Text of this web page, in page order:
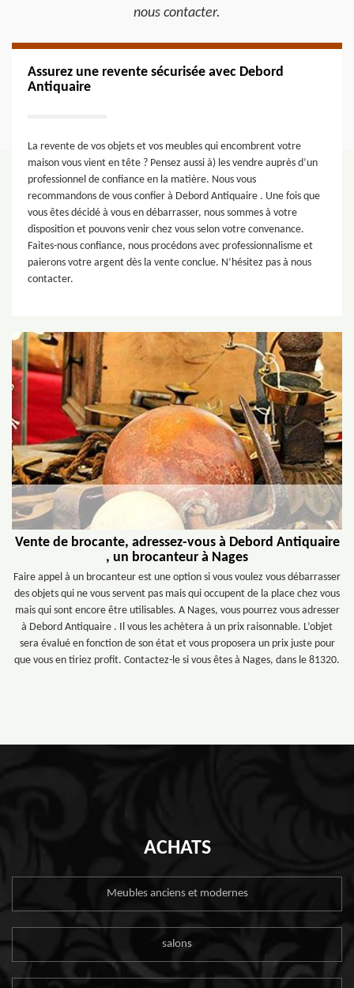
nous contacter.
Assurez une revente sécurisée avec Debord
Antiquaire
La revente de vos objets et vos meubles qui encombrent votre
maison vous vient en tête ? Pensez aussi à) les vendre auprès d’un
professionnel de confiance en la matière. Nous vous
recommandons de vous confier à Debord Antiquaire . Une fois que
vous êtes décidé à vous en débarrasser, nous sommes à votre
disposition et pouvons venir chez vous selon votre convenance.
Faites-nous confiance, nous procédons avec professionnalisme et
paierons votre argent dès la vente conclue. N’hésitez pas à nous
contacter.
Vente de brocante, adressez-vous à Debord Antiquaire
, un brocanteur à Nages
Faire appel à un brocanteur est une option si vous voulez vous débarrasser
des objets qui ne vous servent pas mais qui occupent de la place chez vous
mais qui sont encore être utilisables. A Nages, vous pourrez vous adresser
à Debord Antiquaire . Il vous les achètera à un prix raisonnable. L’objet
sera évalué en fonction de son état et vous proposera un prix juste pour
que vous en tiriez profit. Contactez-le si vous êtes à Nages, dans le 81320.
ACHATS
Meubles anciens et modernes
salons